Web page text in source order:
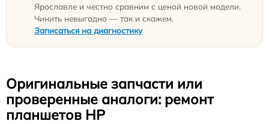
Ярославле и честно сравним с ценой новой модели.
Чинить невыгодно — так и скажем.
Записаться на диагностику
Оригинальные запчасти или
проверенные аналоги: ремонт
планшетов HP